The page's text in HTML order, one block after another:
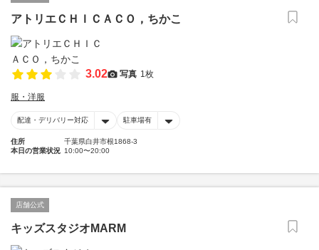
アトリエＣＨＩＣＡＣＯ，ちかこ
3.02 写真 1枚
服・洋服
配達・デリバリー対応 駐車場有
住所
千葉県白井市根1868-3
本日の営業状況 10:00〜20:00
店舗公式
キッズスタジオMARM